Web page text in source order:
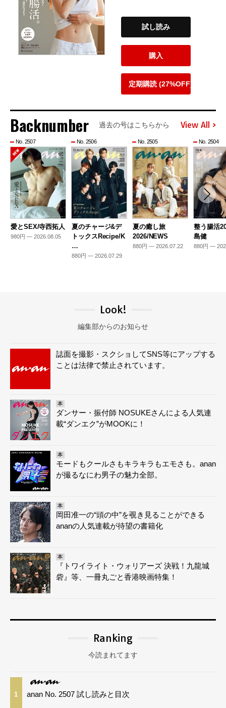
試し読み
購入
定期購読 (27%OFF)
Backnumber 過去の号はこちらから View All
No. 2507
愛とSEX/寺西拓人
980円 — 2026.08.05
No. 2506
夏のチャージ&デ
トックスRecipe/K
…
880円 — 2026.07.29
No. 2505
夏の癒し旅
2026/NEWS
880円 — 2026.07.22
No. 2504
整う腸活
島健
880円 —
Look!
編集部からのお知らせ
誌面を撮影・スクショしてSNS等にアップする
ことは法律で禁止されています。
本
ダンサー・振付師 NOSUKEさんによる人気連
載“ダンエク”がMOOKに！
本
モードもクールさもキラキラもエモさも。anan
が撮るなにわ男子の魅力全部。
本
岡田准一の“頭の中”を覗き見ることができる
ananの人気連載が待望の書籍化
本
『トワイライト・ウォリアーズ 決戦！九龍城
砦』等、一冊丸ごと香港映画特集！
Ranking
今読まれてます
1 anan No. 2507 試し読みと目次